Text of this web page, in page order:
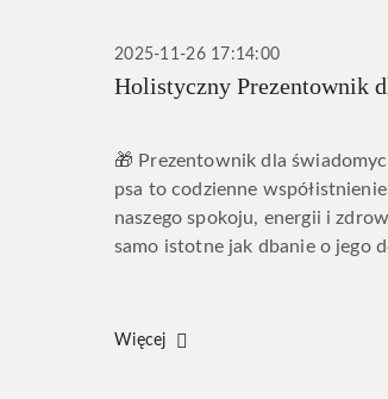
2025-11-26 17:14:00
Holistyczny Prezentownik
🎁 Prezentownik dla
psa to codzienne
naszego spokoju, energii i
samo istotne jak dbanie o jego
Więcej